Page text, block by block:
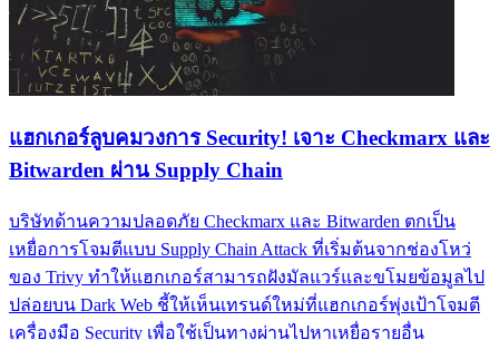
แฮกเกอร์ลูบคมวงการ Security! เจาะ Checkmarx และ
Bitwarden ผ่าน Supply Chain
บริษัทด้านความปลอดภัย Checkmarx และ Bitwarden ตกเป็น
เหยื่อการโจมตีแบบ Supply Chain Attack ที่เริ่มต้นจากช่องโหว่
ของ Trivy ทำให้แฮกเกอร์สามารถฝังมัลแวร์และขโมยข้อมูลไป
ปล่อยบน Dark Web ชี้ให้เห็นเทรนด์ใหม่ที่แฮกเกอร์พุ่งเป้าโจมตี
เครื่องมือ Security เพื่อใช้เป็นทางผ่านไปหาเหยื่อรายอื่น